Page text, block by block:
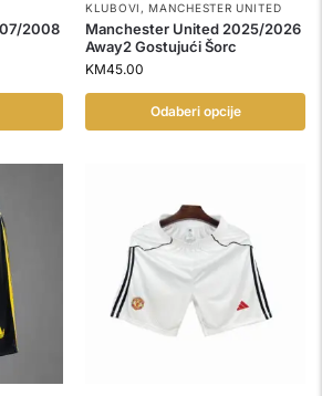
2008
KLUBOVI ,MANCHESTER UNITED
Manchester United 2025/2026
Away2 Gostujući Šorc
KM45.00
Odaberi opcije